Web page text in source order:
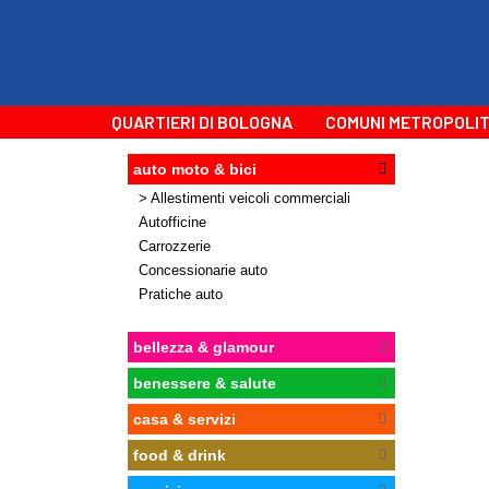
QUARTIERI DI BOLOGNA COMUNI
auto moto & bici
> Allestimenti veicoli commerciali
Autofficine
Carrozzerie
Concessionarie auto
Pratiche auto
bellezza & glamour
benessere & salute
casa & servizi
food & drink